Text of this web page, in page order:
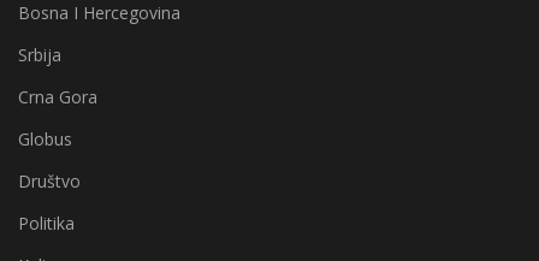
Bosna I Hercegovina
Srbija
Crna Gora
Globus
Društvo
Politika